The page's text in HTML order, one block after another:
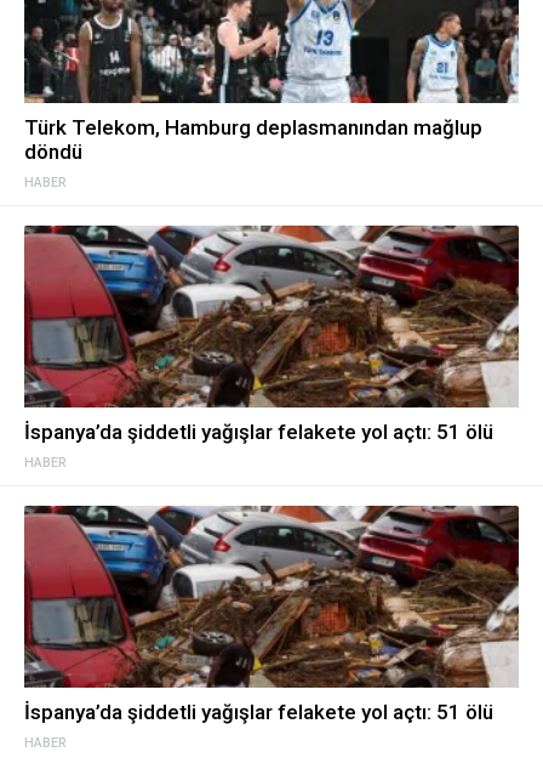
HABER
Türk Telekom, Hamburg deplasmanından mağlup
döndü
HABER
İspanya’da şiddetli yağışlar felakete yol açtı: 51 ölü
HABER
İspanya’da şiddetli yağışlar felakete yol açtı: 51 ölü